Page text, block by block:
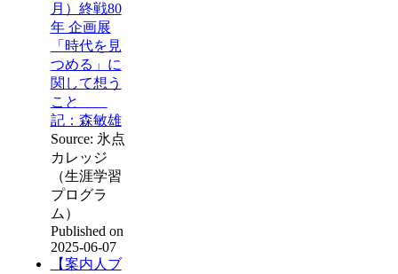
月）終戦80
年 企画展
「時代を見
つめる」に
関して想う
こと
記：森敏雄
Source: 氷点
カレッジ
（生涯学習
プログラ
ム）
Published on
2025-06-07
【案内人ブ